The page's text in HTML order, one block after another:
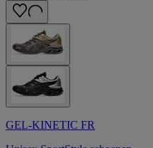
GEL-KINETIC FR